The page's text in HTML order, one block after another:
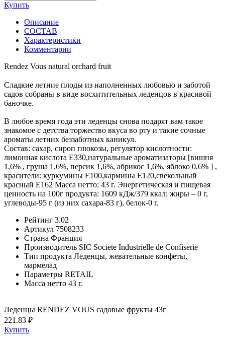
Купить
Описание
СОСТАВ
Характеристики
Комментарии
Rendez Vous natural orchard fruit
Сладкие летние плоды из наполненных любовью и заботой
садов собраны в виде восхитительных леденцов в красивой
баночке.
В любое время года эти леденцы снова подарят вам такое
знакомое с детства торжество вкуса во рту и такие сочные
ароматы летних беззаботных каникул.
Состав: сахар, сироп глюкозы, регулятор кислотности:
лимонная кислота E330,натуральные ароматизаторы [вишня
1,6% , груша 1,6%, персик 1,6%, абрикос 1,6%, яблоко 0,6% ] ,
красители: куркумины E100,кармины E120,свекольный
красный E162 Масса нетто: 43 г. Энергетическая и пищевая
ценность на 100г продукта: 1609 кДж/379 ккал; жиры – 0 г,
углеводы-95 г (из них сахара-83 г), белок-0 г.
Рейтинг 3.02
Артикул 7508233
Страна Франция
Производитель SIC Societe Industrielle de Confiserie
Тип продукта Леденцы, жевательные конфеты,
мармелад
Параметры RETAIL
Масса нетто 43 г.
Леденцы RENDEZ VOUS садовые фрукты 43г
221.83 ₽
Купить